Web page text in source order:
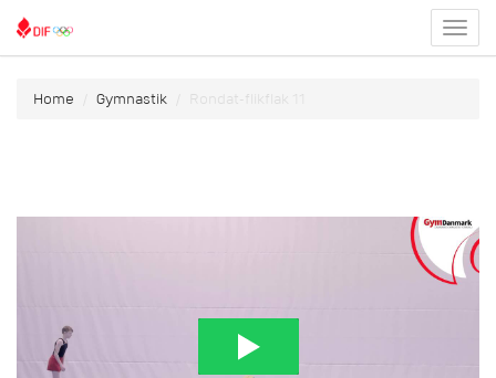
menu
Home Gymnastik Rondat-flikflak 11